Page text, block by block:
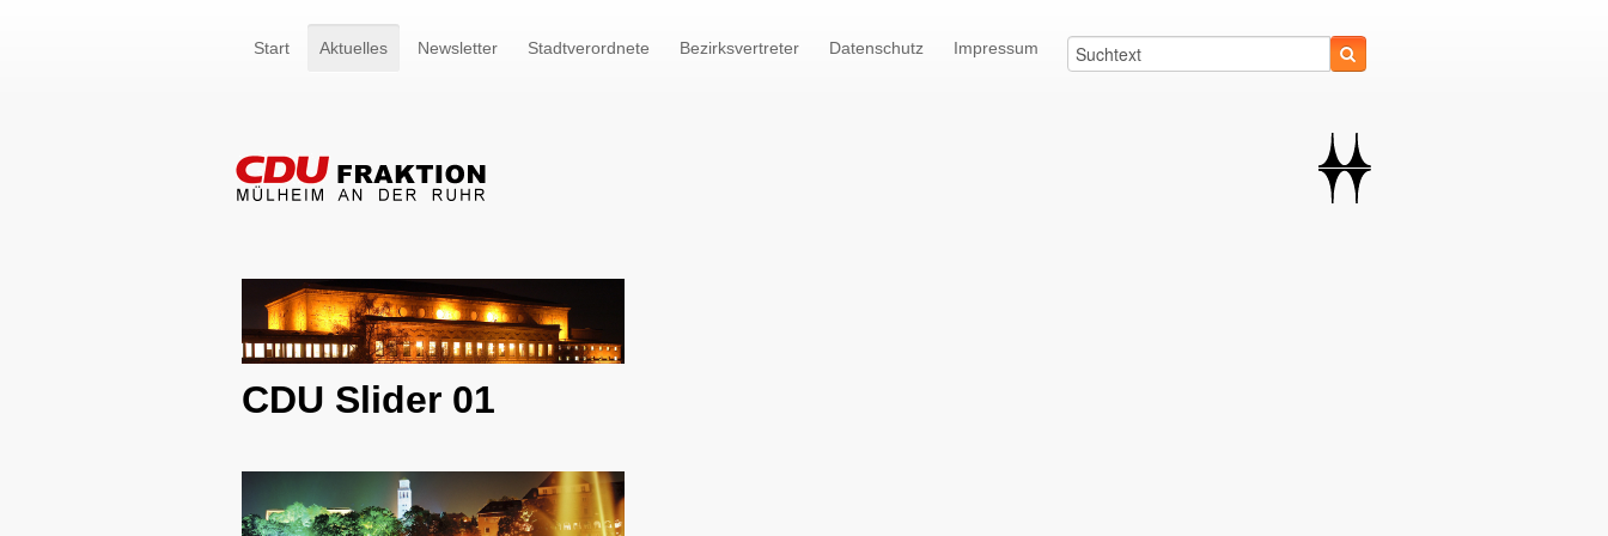
Start Aktuelles Newsletter Stadtverordnete Bezirksvertreter Datenschutz Impressum
CDU Slider 01